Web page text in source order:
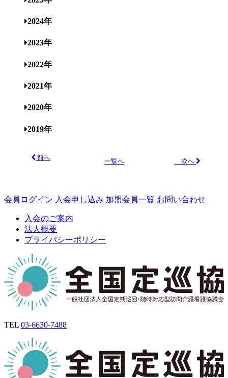
2024年
2023年
2022年
2021年
2020年
2019年
前へ
一覧へ 次へ
会員ログイン 入会申し込み 加盟会員一覧 お問い合わせ
入会のご案内
法人概要
プライバシーポリシー
TEL 03-6630-7488